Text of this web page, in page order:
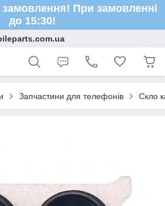
замовлення! При замовленні
до 15:30!
Запчастини для телефонів Скло